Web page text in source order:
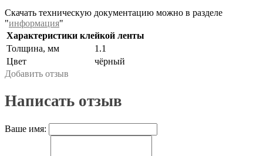
Скачать техническую документацию можно в разделе
"информация"
Характеристики клейкой ленты
Толщина, мм
1.1
Цвет
чёрный
Добавить отзыв
Написать отзыв
Ваше имя: